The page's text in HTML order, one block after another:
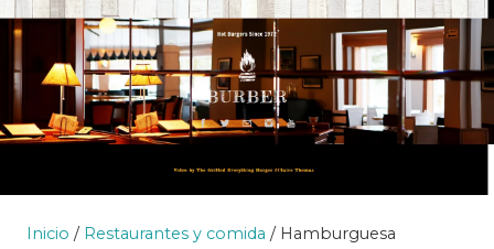
Inicio / Restaurantes y comida / Hamburguesa